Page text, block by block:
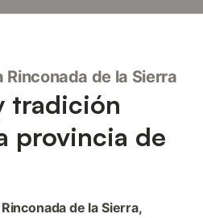
Rinconada de la Sierra
tradición
provincia de
de la Sierra,